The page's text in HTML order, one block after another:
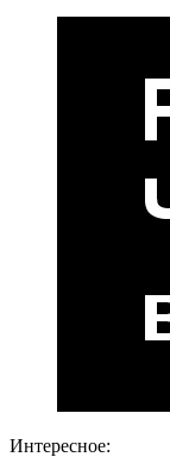
Интересное: